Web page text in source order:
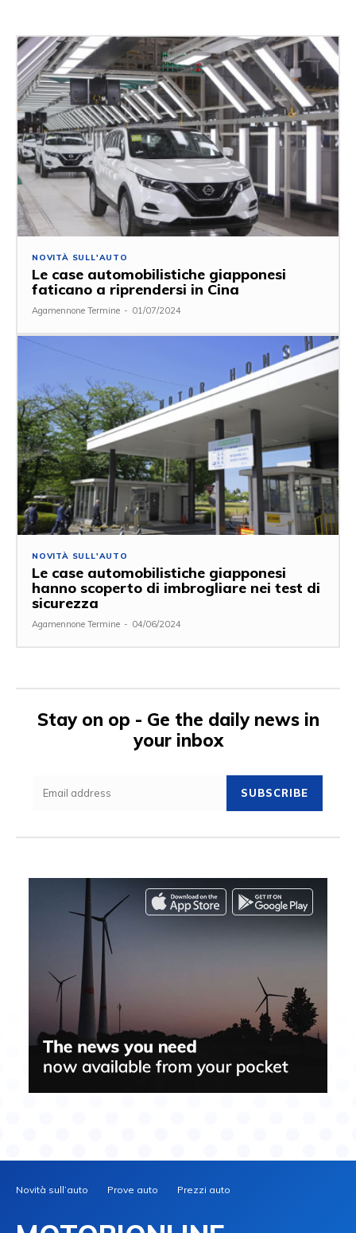
NOVITÀ SULL'AUTO
Le case automobilistiche giapponesi
faticano a riprendersi in Cina
Agamennone Termine - 01/07/2024
NOVITÀ SULL'AUTO
Le case automobilistiche giapponesi
hanno scoperto di imbrogliare nei test di
sicurezza
Agamennone Termine - 04/06/2024
Stay on op - Ge the daily news in
your inbox
SUBSCRIBE
Novità sull’auto Prove auto Prezzi auto